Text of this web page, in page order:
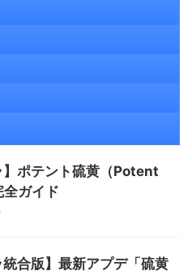
】ポテント硫黄（Potent
ガイド
統合版】最新アプデ「硫黄